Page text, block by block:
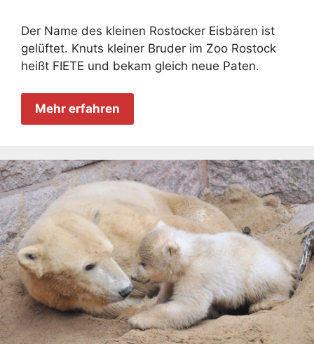
Der Name des kleinen Rostocker Eisbären ist
gelüftet. Knuts kleiner Bruder im Zoo Rostock
heißt FIETE und bekam gleich neue Paten.
Mehr erfahren